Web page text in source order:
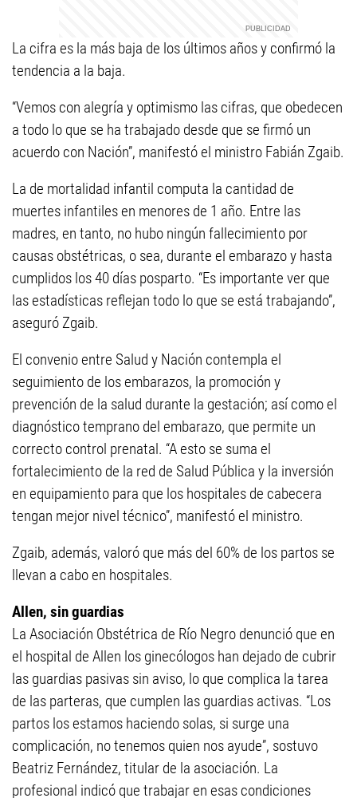
La cifra es la más baja de los últimos años y confirmó la
tendencia a la baja.
“Vemos con alegría y optimismo las cifras, que obedecen
a todo lo que se ha trabajado desde que se firmó un
acuerdo con Nación”, manifestó el ministro Fabián Zgaib.
La de mortalidad infantil computa la cantidad de
muertes infantiles en menores de 1 año. Entre las
madres, en tanto, no hubo ningún fallecimiento por
causas obstétricas, o sea, durante el embarazo y hasta
cumplidos los 40 días posparto. “Es importante ver que
las estadísticas reflejan todo lo que se está trabajando”,
aseguró Zgaib.
El convenio entre Salud y Nación contempla el
seguimiento de los embarazos, la promoción y
prevención de la salud durante la gestación; así como el
diagnóstico temprano del embarazo, que permite un
correcto control prenatal. “A esto se suma el
fortalecimiento de la red de Salud Pública y la inversión
en equipamiento para que los hospitales de cabecera
tengan mejor nivel técnico”, manifestó el ministro.
Zgaib, además, valoró que más del 60% de los partos se
llevan a cabo en hospitales.
Allen, sin guardias
La Asociación Obstétrica de Río Negro denunció que en
el hospital de Allen los ginecólogos han dejado de cubrir
las guardias pasivas sin aviso, lo que complica la tarea
de las parteras, que cumplen las guardias activas. “Los
partos los estamos haciendo solas, si surge una
complicación, no tenemos quien nos ayude”, sostuvo
Beatriz Fernández, titular de la asociación. La
profesional indicó que trabajar en esas condiciones